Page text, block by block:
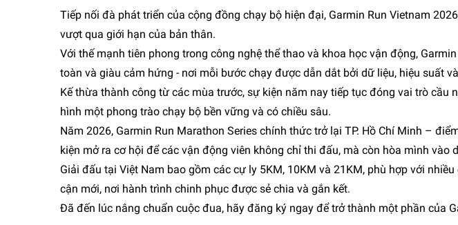
Tiếp nối đà phát triển của cộng đồng chạy bộ hiện đại, Garmin Run Vietnam
vượt qua giới hạn của bản thân.
Với thế mạnh tiên phong trong công nghệ thể thao và khoa học vận động,
toàn và giàu cảm hứng - nơi mỗi bước chạy được dẫn dắt bởi dữ liệu, hiệu suất
Kế thừa thành công từ các mùa trước, sự kiện năm nay tiếp tục đóng vai trò
hình một phong trào chạy bộ bền vững và có chiều sâu.
Năm 2026, Garmin Run Marathon Series chính thức trở lại TP. Hồ Chí Minh –
kiện mở ra cơ hội để các vận động viên không chỉ thi đấu, mà còn hòa mình vào
Giải đấu tại Việt Nam bao gồm các cự ly 5KM, 10KM và 21KM, phù hợp với
cận mới, nơi hành trình chinh phục được sẻ chia và gắn kết.
Đã đến lúc nâng chuẩn cuộc đua, hãy đăng ký ngay để trở thành một phần của